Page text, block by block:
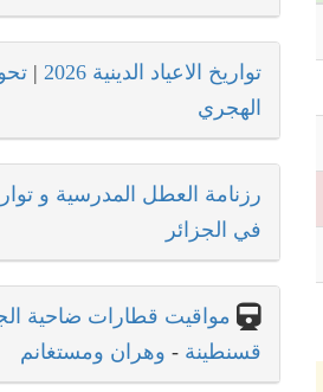
تواريخ الاعياد الدينية 2026 |
الهجري
رزنامة العطل المدرسية و
في الجزائر
مواقيت قطارات ضاحية
قسنطينة - وهران ومستغانم